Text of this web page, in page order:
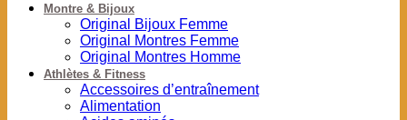
Montre & Bijoux
Original Bijoux Femme
Original Montres Femme
Original Montres Homme
Athlètes & Fitness
Accessoires d’entraînement
Alimentation